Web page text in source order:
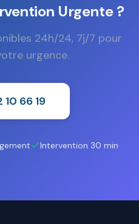
Urgente ?
24h/24, 7j/7 pour
urgence.
10 66 19
Intervention 30 min